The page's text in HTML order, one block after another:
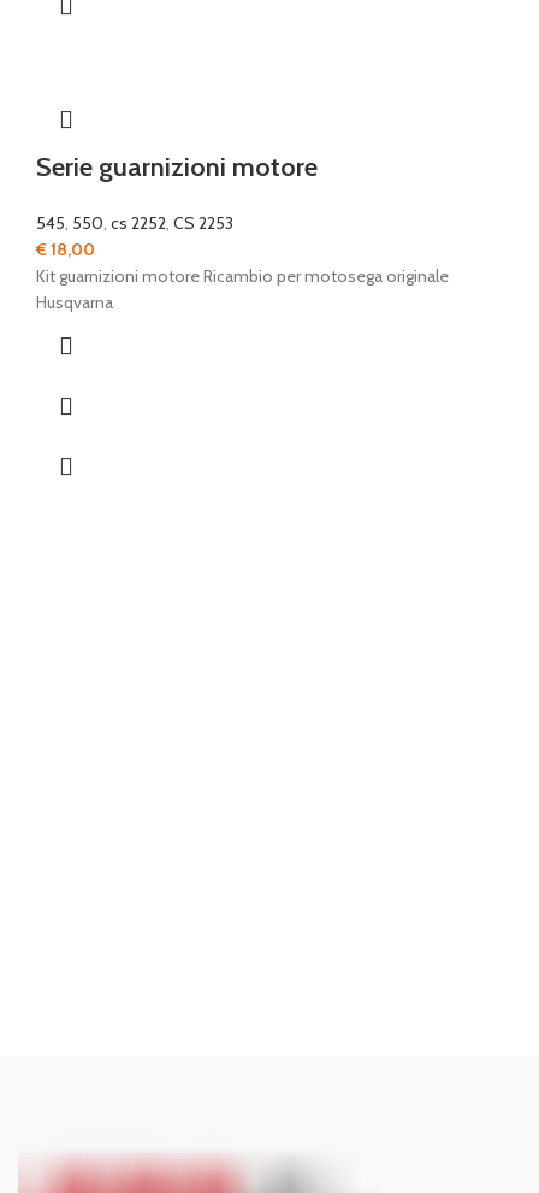
Serie guarnizioni motore
545, 550, cs 2252, CS 2253
€18,00
Kit guarnizioni motore Ricambio per motosega originale
Husqvarna